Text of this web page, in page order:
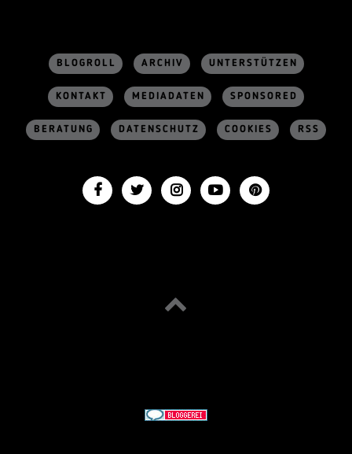
BLOGROLL ARCHIV UNTERSTÜTZEN
KONTAKT MEDIADATEN SPONSORED
BERATUNG DATENSCHUTZ COOKIES RSS